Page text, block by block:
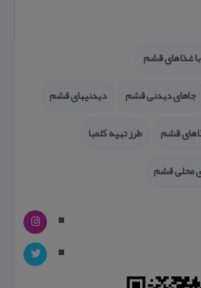
غذاهای قشم
جاهای دیدنی قشم
دیدنیهای قشم
قشم
طرز تهیه كلمبا
محلی قشم